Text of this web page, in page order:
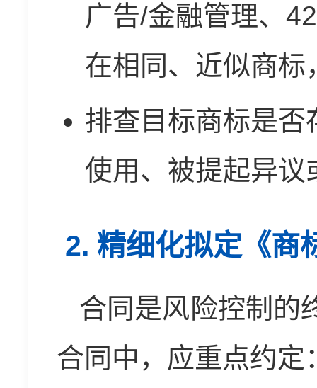
广告/金融管理、
在相同、近似商标
排查目标商标是否
使用、被提起异议
2. 精细化拟定《商
合同是风险控制的
合同中，应重点约定